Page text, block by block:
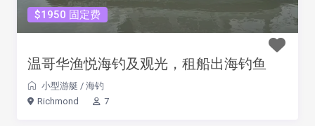
$1950 固定费
温哥华渔悦海钓及观光，租船出海钓鱼
小型游艇 / 海钓
Richmond
7